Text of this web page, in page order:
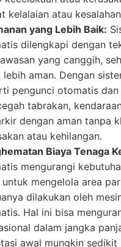
kelalaian atau
yang Lebih Baik:
dilengkapi dengan
yang canggih,
lebih aman. Dengan
pengunci otomatis dan
tabrakan,
dengan aman tanpa
atau kehilangan.
Biaya Tenaga
mengurangi
untuk mengelola area
dilakukan oleh
Hal ini bisa
dalam jangka
awal mungkin sedikit